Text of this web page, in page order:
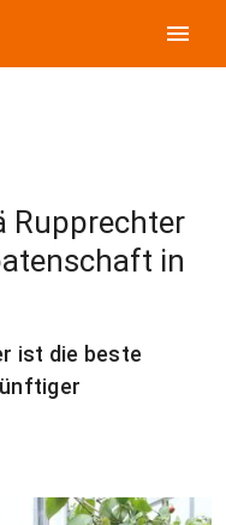
menu
Rupprechter
in
ist die beste